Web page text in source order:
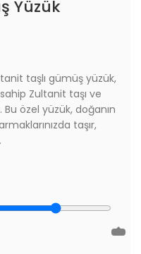
Yüzük
taşlı gümüş yüzük,
Zultanit taşı ve
özel yüzük, doğanın
taşır,